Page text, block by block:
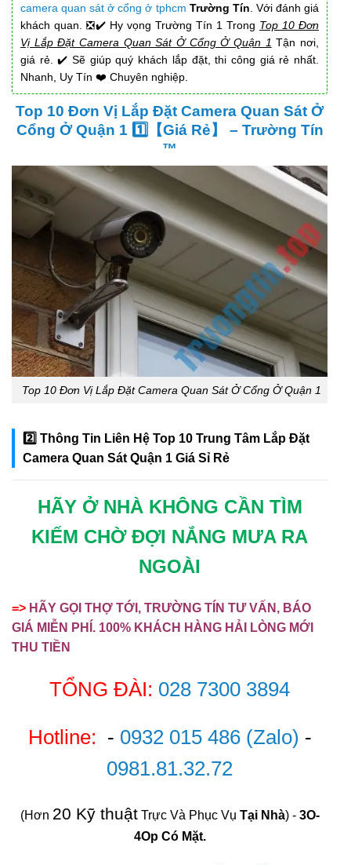
camera quan sát ở cổng ở tphcm Trường Tín . Với đánh giá
khách quan. ❎✔️ Hy vọng Trường Tín 1 Trong Top 10 Đơn
Vị Lắp Đặt Camera Quan Sát Ở Cổng Ở Quận 1 Tận nơi,
giá rẻ. ✔️ Sẽ giúp quý khách lắp đặt, thi công giá rẻ nhất.
Nhanh, Uy Tín ❤️ Chuyên nghiệp.
Top 10 Đơn Vị Lắp Đặt Camera Quan Sát Ở
Cổng Ở Quận 1 1️⃣【Giá Rẻ】 – Trường Tín
™
Top 10 Đơn Vị Lắp Đặt Camera Quan Sát Ở Cổng Ở Quận 1
2️⃣ Thông Tin Liên Hệ Top 10 Trung Tâm Lắp Đặt
Camera Quan Sát Quận 1 Giá Sỉ Rẻ
HÃY Ở NHÀ KHÔNG CẦN TÌM
KIẾM CHỜ ĐỢI NẮNG MƯA RA
NGOÀI
=> HÃY GỌI THỢ TỚI, TRƯỜNG TÍN TƯ VẤN, BÁO
GIÁ MIỄN PHÍ. 100% KHÁCH HÀNG HẢI LÒNG MỚI
THU TIỀN
TỔNG ĐÀI: 028 7300 3894
Hotline: - 0932 015 486 (Zalo) -
0981.81.32.72
(Hơn 20 Kỹ thuậtTrực Và Phục Vụ Tại Nhà) - 3O-
4Op Có Mặt.